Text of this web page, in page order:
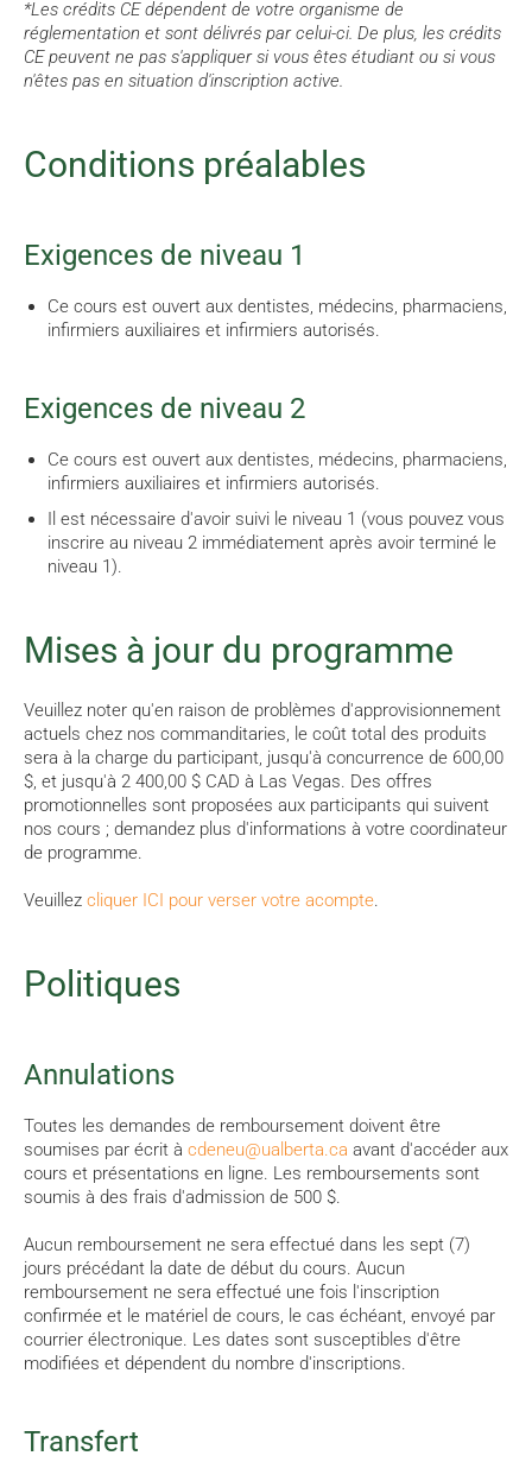
*Les crédits CE dépendent de votre organisme de
réglementation et sont délivrés par celui-ci. De plus, les crédits
CE peuvent ne pas s'appliquer si vous êtes étudiant ou si vous
n'êtes pas en situation d'inscription active.
Conditions préalables
Exigences de niveau 1
Ce cours est ouvert aux dentistes, médecins, pharmaciens,
infirmiers auxiliaires et infirmiers autorisés.
Exigences de niveau 2
Ce cours est ouvert aux dentistes, médecins, pharmaciens,
infirmiers auxiliaires et infirmiers autorisés.
Il est nécessaire d'avoir suivi le niveau 1 (vous pouvez vous
inscrire au niveau 2 immédiatement après avoir terminé le
niveau 1).
Mises à jour du programme
Veuillez noter qu'en raison de problèmes d'approvisionnement
actuels chez nos commanditaries, le coût total des produits
sera à la charge du participant, jusqu'à concurrence de 600,00
$, et jusqu'à 2 400,00 $ CAD à Las Vegas. Des offres
promotionnelles sont proposées aux participants qui suivent
nos cours ; demandez plus d'informations à votre coordinateur
de programme.
Veuillez cliquer ICI pour verser votre acompte.
Politiques
Annulations
Toutes les demandes de remboursement doivent être
soumises par écrit à cdeneu@ualberta.ca avant d'accéder aux
cours et présentations en ligne. Les remboursements sont
soumis à des frais d'admission de 500 $.
Aucun remboursement ne sera effectué dans les sept (7)
jours précédant la date de début du cours. Aucun
remboursement ne sera effectué une fois l'inscription
confirmée et le matériel de cours, le cas échéant, envoyé par
courrier électronique. Les dates sont susceptibles d'être
modifiées et dépendent du nombre d'inscriptions.
Transfert